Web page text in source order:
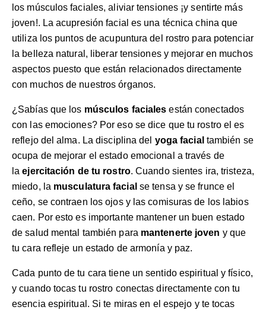
los músculos faciales, aliviar tensiones ¡y sentirte más
joven!. La acupresión facial es una técnica china que
utiliza los puntos de acupuntura del rostro para potenciar
la belleza natural, liberar tensiones y mejorar en muchos
aspectos puesto que están relacionados directamente
con muchos de nuestros órganos.
¿Sabías que los músculos faciales están conectados
con las emociones? Por eso se dice que tu rostro el es
reflejo del alma. La disciplina del yoga facial también se
ocupa de mejorar el estado emocional a través de
laejercitación de tu rostro. Cuando sientes ira, tristeza,
miedo, la musculatura facial se tensa y se frunce el
ceño, se contraen los ojos y las comisuras de los labios
caen. Por esto es importante mantener un buen estado
de salud mental también para mantenerte joven y que
tu cara refleje un estado de armonía y paz.
Cada punto de tu cara tiene un sentido espiritual y físico,
y cuando tocas tu rostro conectas directamente con tu
esencia espiritual. Si te miras en el espejo y te tocas